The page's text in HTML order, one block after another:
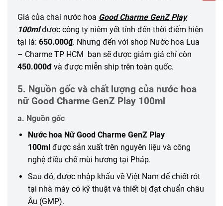
Giá của chai nước hoa Good Charme GenZ Play
100mlđược công ty niêm yết tính đến thời điểm hiện
tại là: 650.000₫. Nhưng đến với shop Nước hoa Lua
– Charme TP HCM bạn sẽ được giảm giá chỉ còn
450.000đ và được miễn ship trên toàn quốc.
5. Nguồn gốc và chất lượng của nước hoa
nữ Good Charme GenZ Play 100ml
a. Nguồn gốc
Nước hoa Nữ Good Charme GenZ Play
100mlđược sản xuất trên nguyên liệu và công
nghệ điều chế mùi hương tại Pháp.
Sau đó, được nhập khẩu về Việt Nam để chiết rót
tại nhà máy có kỹ thuật và thiết bị đạt chuẩn châu
Âu (GMP).